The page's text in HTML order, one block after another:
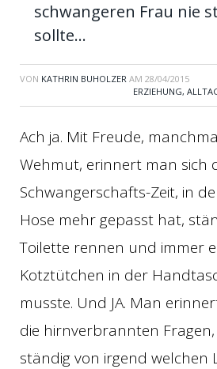
schwangeren Frau nie
sollte…
VON KATHRIN BUHOLZER AM 28/04/2015
ERZIEHUNG,
Ach ja. Mit Freude,
Wehmut, erinnert man sich
Schwangerschafts-Zeit, in
Hose mehr gepasst hat,
Toilette rennen und immer
Kotztütchen in der
musste. Und JA. Man
die hirnverbrannten
ständig von irgend welchen